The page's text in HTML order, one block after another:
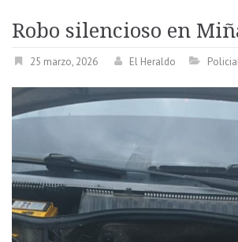
Robo silencioso en
25 marzo, 2026 El Heraldo